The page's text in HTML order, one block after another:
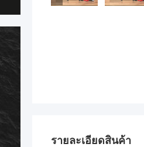
มารยาทมาก และพร้อมที่จะช่วยเหลือตลอ
รายละเอียดสินค้า